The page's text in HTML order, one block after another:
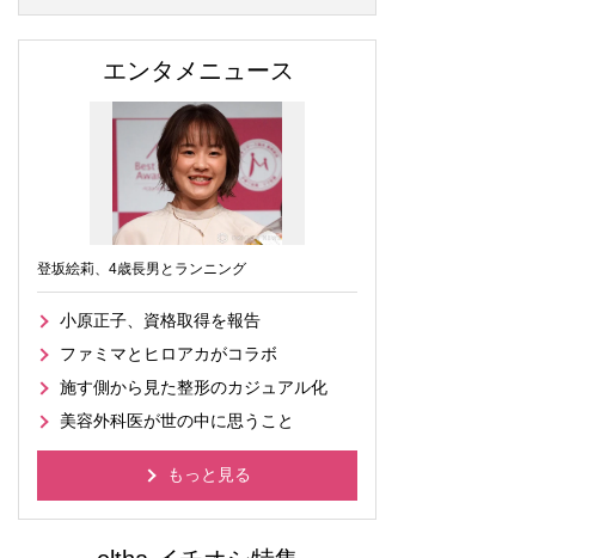
エンタメニュース
登坂絵莉、4歳長男とランニング
小原正子、資格取得を報告
ファミマとヒロアカがコラボ
施す側から見た整形のカジュアル化
美容外科医が世の中に思うこと
もっと見る